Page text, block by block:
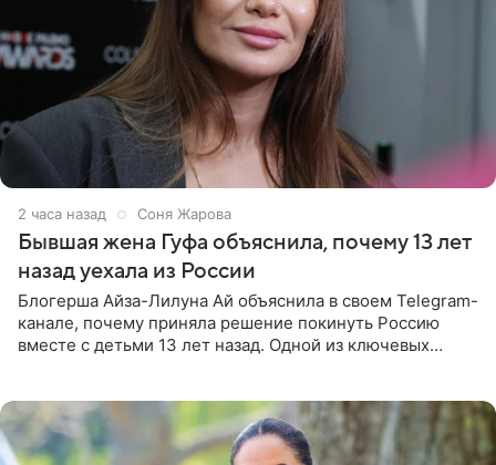
2 часа назад Соня Жарова
Бывшая жена Гуфа объяснила, почему 13 лет
назад уехала из России
Блогерша Айза-Лилуна Ай объяснила в своем Telegram-
канале, почему приняла решение покинуть Россию
вместе с детьми 13 лет назад. Одной из ключевых